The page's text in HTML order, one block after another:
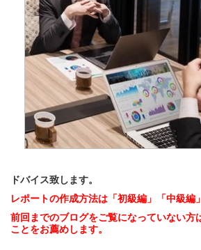
ドバイス致します。
レポートの作成方法は「初級編」「中級編
前回までのブログをご覧になっていない方
ことをお薦めします。